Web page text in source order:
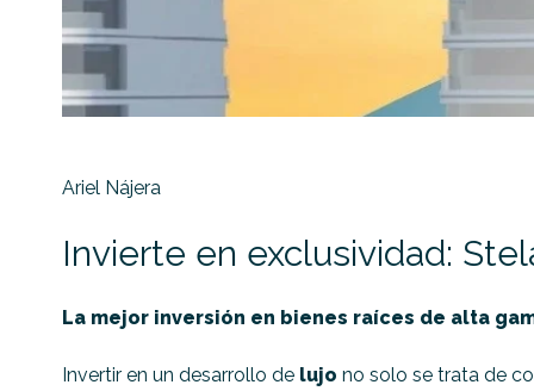
Ariel Nájera
Invierte en exclusividad:
La mejor inversión en bienes raíces de alta
Invertir en un desarrollo de lujo no solo se trata de